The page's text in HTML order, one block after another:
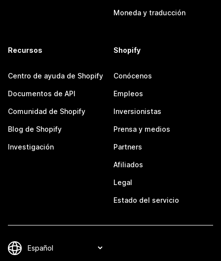
Moneda y traducción
Recursos
Centro de ayuda de Shopify
Documentos de API
Comunidad de Shopify
Blog de Shopify
Investigación
Shopify
Conócenos
Empleos
Inversionistas
Prensa y medios
Partners
Afiliados
Legal
Estado del servicio